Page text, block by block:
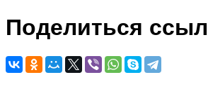
Поделиться